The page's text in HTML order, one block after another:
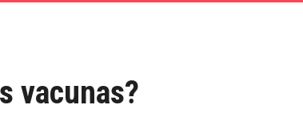
vacunas?